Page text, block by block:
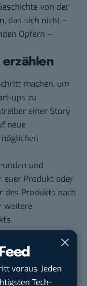
voraus. Jeden
Tech-
von der
das sich nicht –
Opfern –
erzählen
machen, um
ups zu
einer Story
neue
und
euer Produkt oder
des Produkts nach
weitere
Stories. Man
zu
der